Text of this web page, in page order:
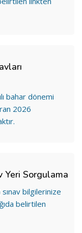
bahar dönemi
2026
Yeri Sorgulama
bilgilerinize
belirtilen